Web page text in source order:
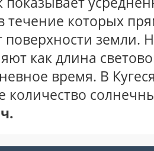
течение которых
поверхности земли.
как длина
время. В
количество